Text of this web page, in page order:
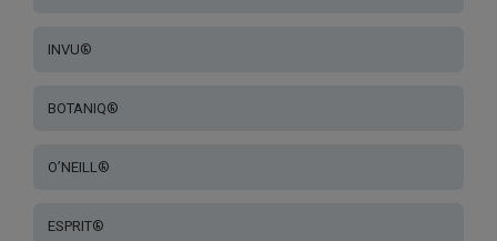
INVU®
BOTANIQ®
O’NEILL®
ESPRIT®